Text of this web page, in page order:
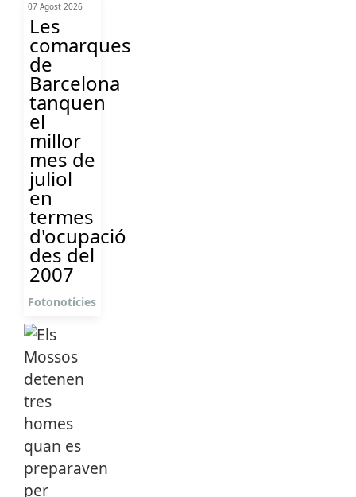
07 Agost 2026
Les
comarques
de
Barcelona
tanquen
el
millor
mes de
juliol
en
termes
d'ocupació
des del
2007
Fotonotícies